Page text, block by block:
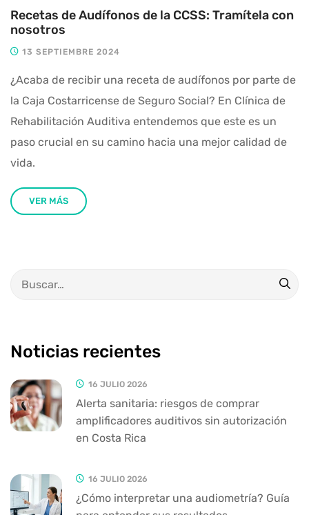
Recetas de Audífonos de la CCSS: Tramítela con
nosotros
13 SEPTIEMBRE 2024
¿Acaba de recibir una receta de audífonos por parte de
la Caja Costarricense de Seguro Social? En Clínica de
Rehabilitación Auditiva entendemos que este es un
paso crucial en su camino hacia una mejor calidad de
vida.
VER MÁS
Noticias recientes
16 JULIO 2026
Alerta sanitaria: riesgos de comprar
amplificadores auditivos sin autorización
en Costa Rica
16 JULIO 2026
¿Cómo interpretar una audiometría? Guía